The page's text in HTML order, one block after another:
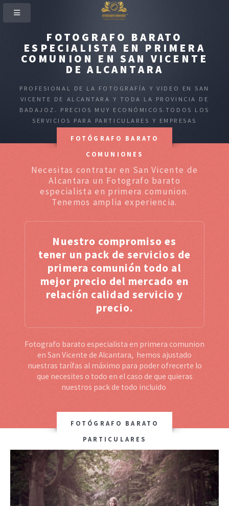
FOTOGRAFO BARATO
ESPECIALISTA EN PRIMERA
COMUNION EN SAN VICENTE
DE ALCANTARA
PROFESIONAL DE LA FOTOGRAFÍA Y VIDEO EN SAN
VICENTE DE ALCANTARA Y TODA LA PROVINCIA DE
BADAJOZ. PRECIOS MUY ECONÓMICOS.TODOS LOS
SERVICIOS PARA PARTICULARES Y EMPRESAS
FOTÓGRAFO BARATO
COMUNIONES
Necesitas contratar en San Vicente de
Alcantara un Fotografo barato
especialista en primera comunion.
Tenemos amplia experiencia.
Nuestro compromiso es
tener un pack de servicios de
primera comunión todo al
mejor precio del mercado en
relación calidad servicio y
precio.
Fotografo barato especialista en primera comunion
en San Vicente de Alcantara, hemos ajustado
nuestras tarífas al máximo para poder ofrecerte lo
que necesites o todo en el caso de que quieras
nuestros pack de todo incluido
FOTÓGRAFO BARATO
PARTICULARES